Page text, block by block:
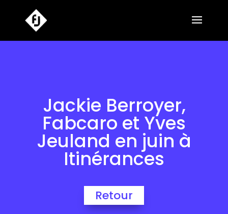
Jackie Berroyer,
Fabcaro et Yves
Jeuland en juin à
Itinérances
Retour